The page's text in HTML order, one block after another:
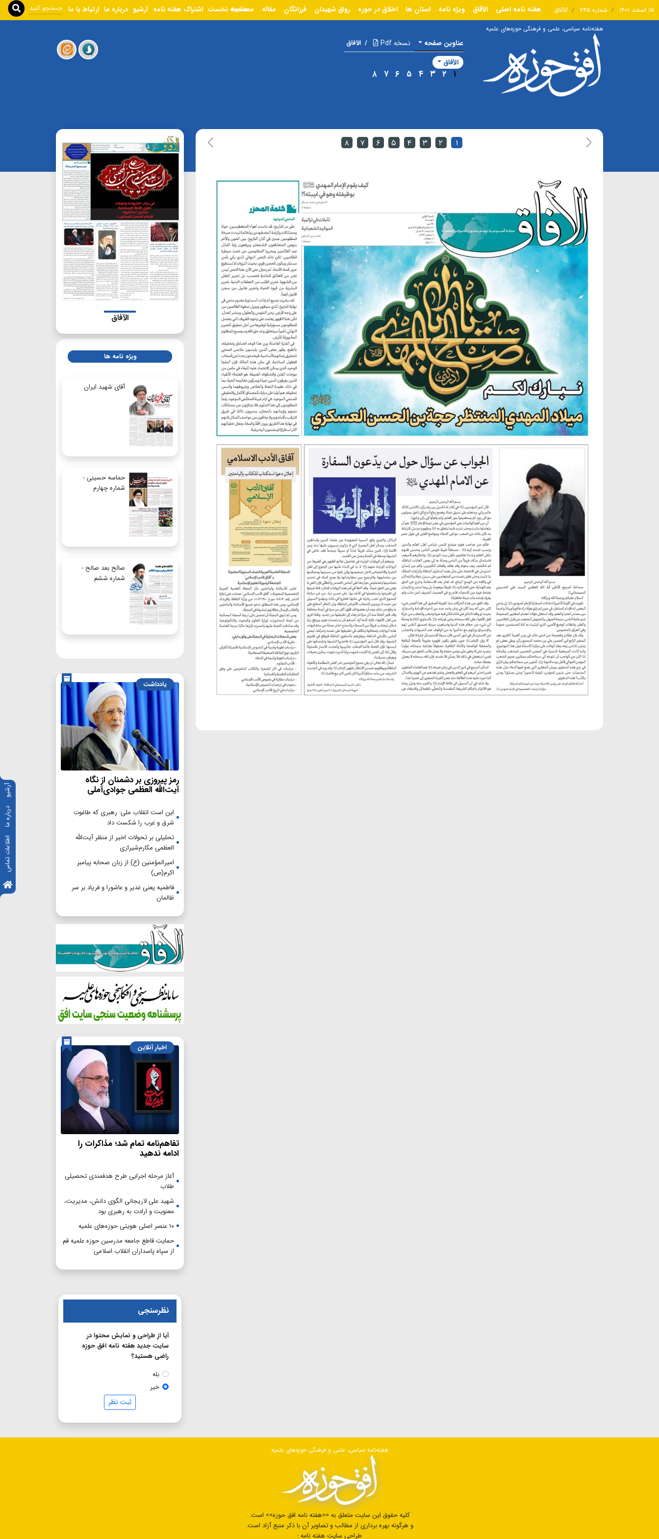
آرشیو
درباره ما
اطلاعات تماس
۱۵ اسفند ۱۴۰۱ شماره ۷۴۵ الآفاق هفته نامه اصلی الآفاق ویژه نامه استان ها اخلاق در حوزه رواق شهیدان فرزانگان مقاله مصاحبه
صفحه نخست اشتراک هفته نامه آرشیو درباره ما ارتباط با ما
هفته‌نامه سیاسی، علمی و فرهنگی حوزه‌های علمیه
عناوین صفحه نسخه Pdf / الآفاق
الآفاق
۱ ۲ ۳ ۴ ۵ ۶ ۷ ۸
۱ ۲ ۳ ۴ ۵ ۶ ۷ ۸
الآفاق
ویژه نامه ها
آقای شهید ایران
حماسه حسینی -
شماره چهارم
صالح بعد صالح -
شماره ششم
یادداشت
رمز پیروزی بر دشمنان از نگاه
آیت‌الله العظمی جوادی‌آملی
این است انقلاب ملی: رهبری که طاغوت
شرق و غرب را شکست داد
تحلیلی بر تحولات اخیر از منظر آیت‌الله
العظمی مکارم‌شیرازی
امیرالمؤمنین (ع) از زبان صحابه پیامبر
اکرم(ص)
فاطمیه یعنی غدیر و عاشورا و فریاد بر سر
ظالمان
اخبار آنلاین
تفاهم‌نامه تمام شد؛ مذاکرات را
ادامه ندهید
آغاز مرحله اجرایی طرح هدفمندی تحصیلی
طلاب
شهید علی لاریجانی الگوی دانش، مدیریت،
معنویت و ارادت به رهبری بود
۱۰ عنصر اصلی هویتی حوزه‌های علمیه
حمایت قاطع جامعه مدرسین حوزه علمیه قم
از سپاه پاسداران انقلاب اسلامی
نظرسنجی
آیا از طراحی و نمایش محتوا در
سایت جدید هفته نامه افق حوزه
راضی هستید؟
بله
خیر
ثبت نظر
هفته‌نامه سیاسی، علمی و فرهنگی حوزه‌های علمیه
کلیه حقوق این سایت متعلق به <<هفته نامه افق حوزه>> است.
و هرگونه بهره برداری از مطالب و تصاویر آن با ذکر منبع آزاد است.
طراحی سایت هفته نامه :